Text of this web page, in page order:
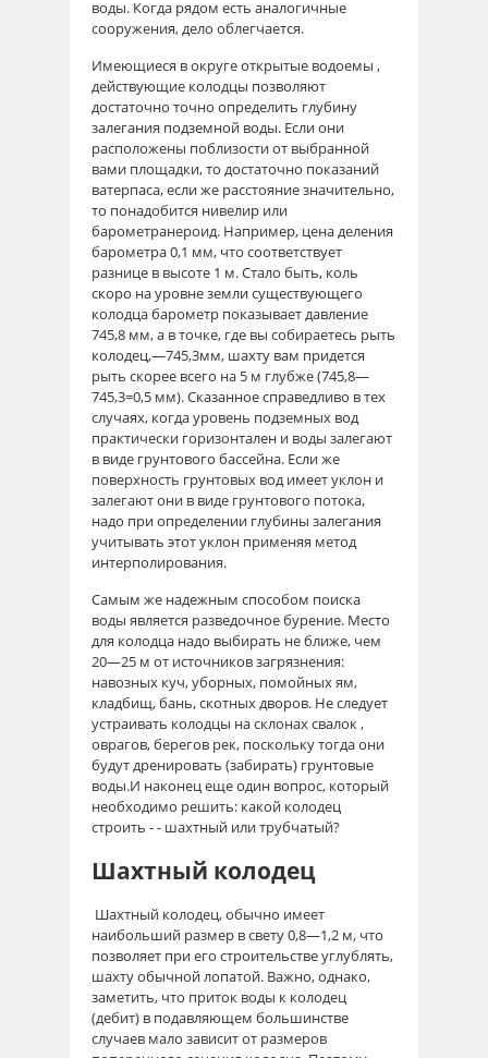
воды. Когда рядом есть аналогичные
сооружения, дело облегчается.
Имеющиеся в округе открытые водоемы ,
действующие колодцы позволяют
достаточно точно определить глубину
залегания подземной воды. Если они
расположены поблизости от выбранной
вами площадки, то достаточно показаний
ватерпаса, если же расстояние значительно,
то понадобится нивелир или
барометранероид. Например, цена деления
барометра 0,1 мм, что соответствует
разнице в высоте 1 м. Стало быть, коль
скоро на уровне земли существующего
колодца барометр показывает давление
745,8 мм, а в точке, где вы собираетесь рыть
колодец,—745,3мм, шахту вам придется
рыть скорее всего на 5 м глубже (745,8—
745,3=0,5 мм). Сказанное справедливо в тех
случаях, когда уровень подземных вод
практически горизонтален и воды залегают
в виде грунтового бассейна. Если же
поверхность грунтовых вод имеет уклон и
залегают они в виде грунтового потока,
надо при определении глубины залегания
учитывать этот уклон применяя метод
интерполирования.
Самым же надежным способом поиска
воды является разведочное бурение. Место
для колодца надо выбирать не ближе, чем
20—25 м от источников загрязнения:
навозных куч, уборных, помойных ям,
кладбищ, бань, скотных дворов. Не следует
устраивать колодцы на склонах свалок ,
оврагов, берегов рек, поскольку тогда они
будут дренировать (забирать) грунтовые
воды.И наконец еще один вопрос, который
необходимо решить: какой колодец
строить - - шахтный или трубчатый?
Шахтный колодец
Шахтный колодец, обычно имеет
наибольший размер в свету 0,8—1,2 м, что
позволяет при его строительстве углублять,
шахту обычной лопатой. Важно, однако,
заметить, что приток воды к колодец
(дебит) в подавляющем большинстве
случаев мало зависит от размеров